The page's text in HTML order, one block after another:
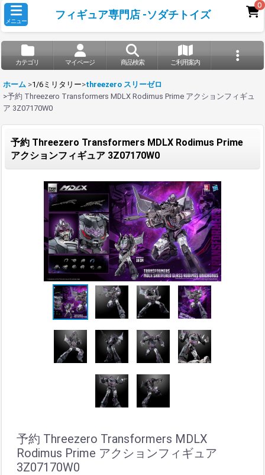
メニュー
フィギュア専門店 -ソダチトイズ
0
カテゴリ マイページ 商品検索 ご利用案内
ホーム >1/6ミリタリー>threezero スリーゼロ
>予約 Threezero Transformers MDLX Rodimus Prime アクションフィギュ
ア 3Z07170W0
予約 Threezero Transformers MDLX Rodimus Prime
アクションフィギュア 3Z07170W0
予約 Threezero Transformers MDLX
Rodimus Prime アクションフィギュア
3Z07170W0